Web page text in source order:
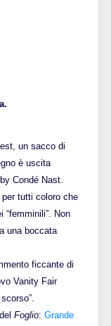
un sacco di
è uscita
Condé Nast.
tutti coloro che
Non
una boccata
ficcante di
Vanity Fair
Foglio: Grande